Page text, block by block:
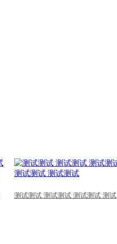
测试测试 测试测试 测试测试 测试